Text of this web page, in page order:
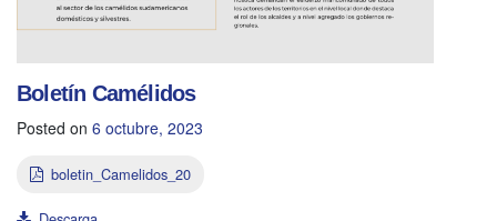
Boletín Camélidos
Posted on 6 octubre, 2023
boletin_Camelidos_20